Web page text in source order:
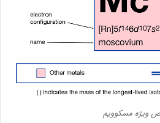
ویژه مسکوویم